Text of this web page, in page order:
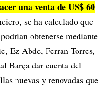
una venta de US$ 60
se ha calculado que
obtenerse mediante
Ez Abde, Ferran Torres,
Barça dar cuenta del
nuevas y renovadas que